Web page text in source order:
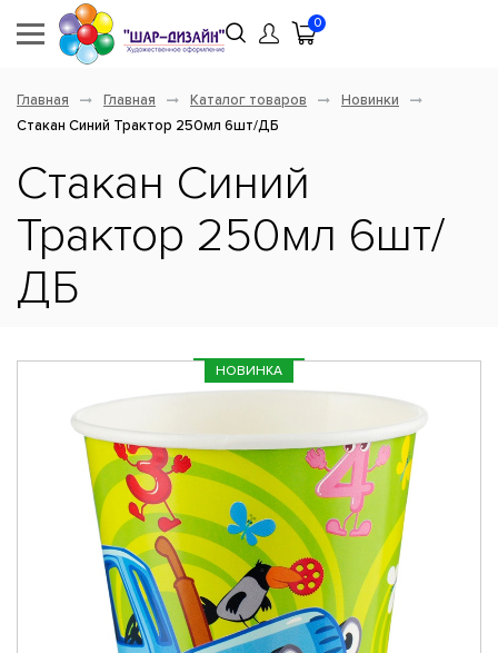
0
Главная Главная Каталог товаров
Новинки
Стакан Синий Трактор 250мл 6шт/ДБ
Стакан Синий
Трактор 250мл 6шт/
ДБ
НОВИНКА